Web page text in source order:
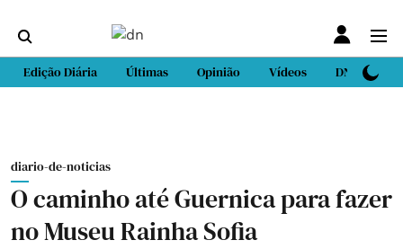
Edição Diária Últimas Opinião Vídeos DN Sport
diario-de-noticias
O caminho até Guernica para fazer
no Museu Rainha Sofia